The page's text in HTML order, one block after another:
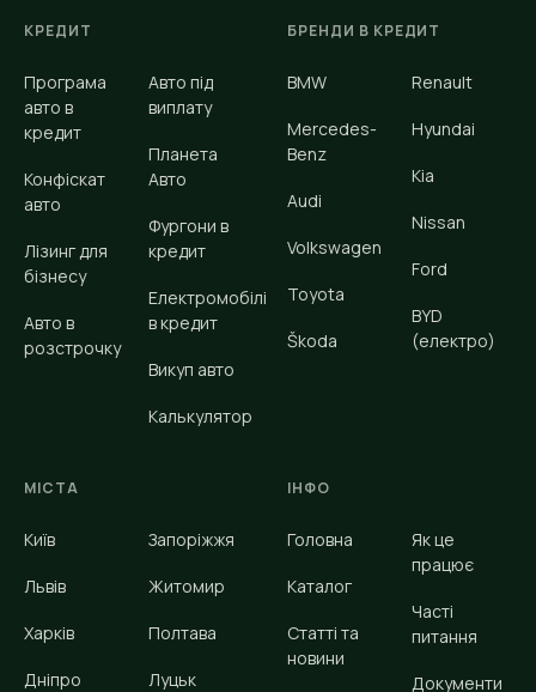
КРЕДИТ
Програма
авто в
кредит
Конфіскат
авто
Лізинг для
бізнесу
Авто в
розстрочку
Авто під
виплату
Планета
Авто
Фургони в
кредит
Електромобілі
в кредит
Викуп авто
Калькулятор
БРЕНДИ В КРЕДИТ
BMW
Mercedes-
Benz
Audi
Volkswagen
Toyota
Škoda
Renault
Hyundai
Kia
Nissan
Ford
BYD
(електро)
МІСТА
Київ
Львів
Харків
Дніпро
Запоріжжя
Житомир
Полтава
Луцьк
ІНФО
Головна
Каталог
Статті та
новини
Як це
працює
Часті
питання
Документи